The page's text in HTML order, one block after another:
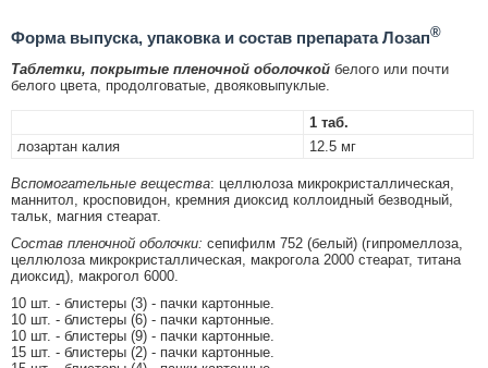
Форма выпуска, упаковка и состав препарата Лозап®
Таблетки, покрытые пленочной оболочкой белого или почти
белого цвета, продолговатые, двояковыпуклые.
1 таб.
лозартан калия
12.5 мг
Вспомогательные вещества: целлюлоза микрокристаллическая,
маннитол, кросповидон, кремния диоксид коллоидный безводный,
тальк, магния стеарат.
Состав пленочной оболочки: сепифилм 752 (белый) (гипромеллоза,
целлюлоза микрокристаллическая, макрогола 2000 стеарат, титана
диоксид), макрогол 6000.
10 шт. - блистеры (3) - пачки картонные.
10 шт. - блистеры (6) - пачки картонные.
10 шт. - блистеры (9) - пачки картонные.
15 шт. - блистеры (2) - пачки картонные.